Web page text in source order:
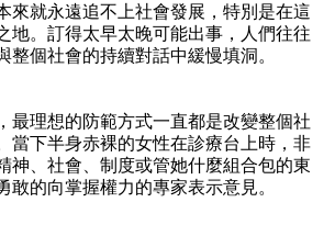
來就永遠追不上社會發展，特別是在這
地。訂得太早太晚可能出事，人們往往
整個社會的持續對話中緩慢填洞。
最理想的防範方式一直都是改變整個社
當下半身赤裸的女性在診療台上時，非
神、社會、制度或管她什麼組合包的東
敢的向掌握權力的專家表示意見。